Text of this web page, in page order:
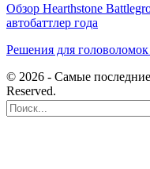
Обзор Hearthstone
автобаттлер года
Решения для головоломок
© 2026 - Самые
Reserved.